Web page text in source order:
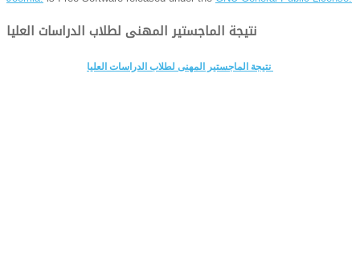
نتيجة الماجستير المهنى لطلاب الدراسات العليا